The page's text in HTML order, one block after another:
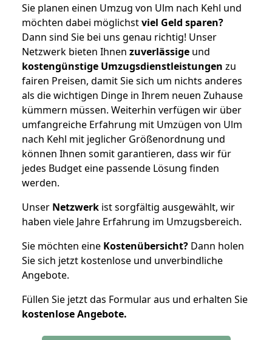
Sie planen einen Umzug von Ulm nach Kehl und
möchten dabei möglichstviel Geld sparen?
Dann sind Sie bei uns genau richtig! Unser
Netzwerk bieten Ihnen zuverlässige und
kostengünstige Umzugsdienstleistungen zu
fairen Preisen, damit Sie sich um nichts anderes
als die wichtigen Dinge in Ihrem neuen Zuhause
kümmern müssen. Weiterhin verfügen wir über
umfangreiche Erfahrung mit Umzügen von Ulm
nach Kehl mit jeglicher Größenordnung und
können Ihnen somit garantieren, dass wir für
jedes Budget eine passende Lösung finden
werden.
Unser Netzwerk ist sorgfältig ausgewählt, wir
haben viele Jahre Erfahrung im Umzugsbereich.
Sie möchten eine Kostenübersicht? Dann holen
Sie sich jetzt kostenlose und unverbindliche
Angebote.
Füllen Sie jetzt das Formular aus und erhalten Sie
kostenloseAngebote.